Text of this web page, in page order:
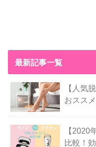
最新記事一覧
【人気
おスス
【2020
比較！